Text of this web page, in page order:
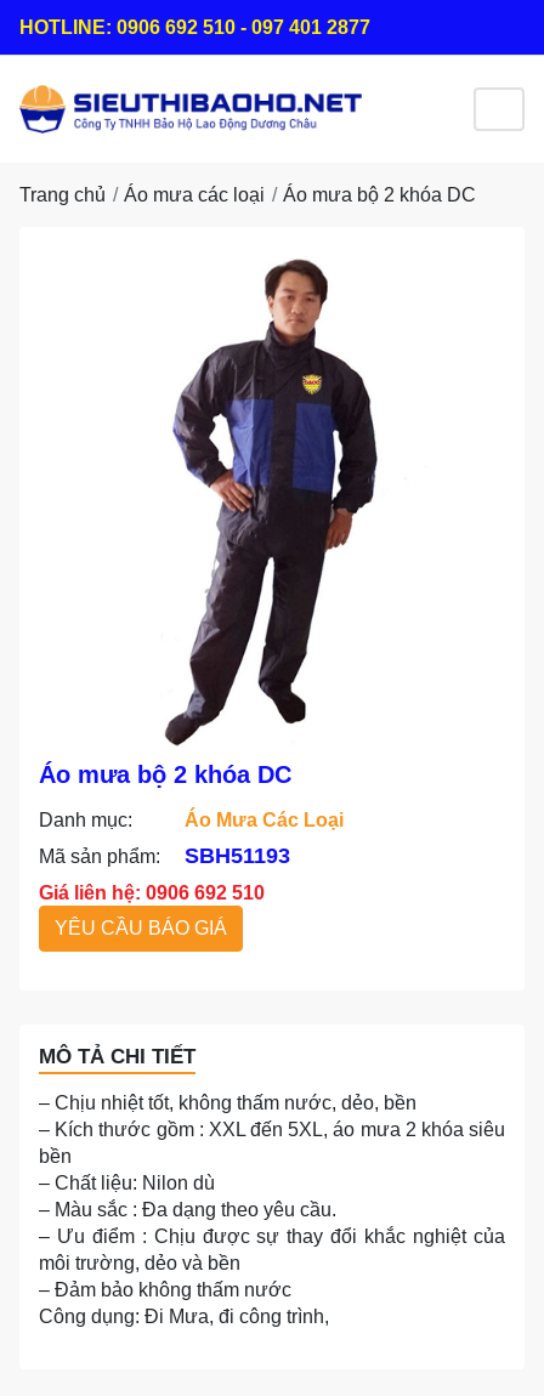
HOTLINE: 0906 692 510 - 097 401 2877
Trang chủ Áo mưa các loại Áo mưa bộ 2 khóa DC
Áo mưa bộ 2 khóa DC
Danh mục:
Áo Mưa Các Loại
Mã sản phẩm:
SBH51193
Giá liên hệ: 0906 692 510
YÊU CẦU BÁO GIÁ
MÔ TẢ CHI TIẾT
– Chịu nhiệt tốt, không thấm nước, dẻo, bền
– Kích thước gồm : XXL đến 5XL, áo mưa 2 khóa siêu
bền
– Chất liệu: Nilon dù
– Màu sắc : Đa dạng theo yêu cầu.
– Ưu điểm : Chịu được sự thay đổi khắc nghiệt của
môi trường, dẻo và bền
– Đảm bảo không thấm nước
Công dụng: Đi Mưa, đi công trình,